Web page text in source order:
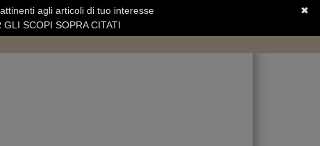
SERVIZIO CLIENTI +39.0773.470.562 ✖
agli articoli di tuo interesse
SCOPI SOPRA CITATI